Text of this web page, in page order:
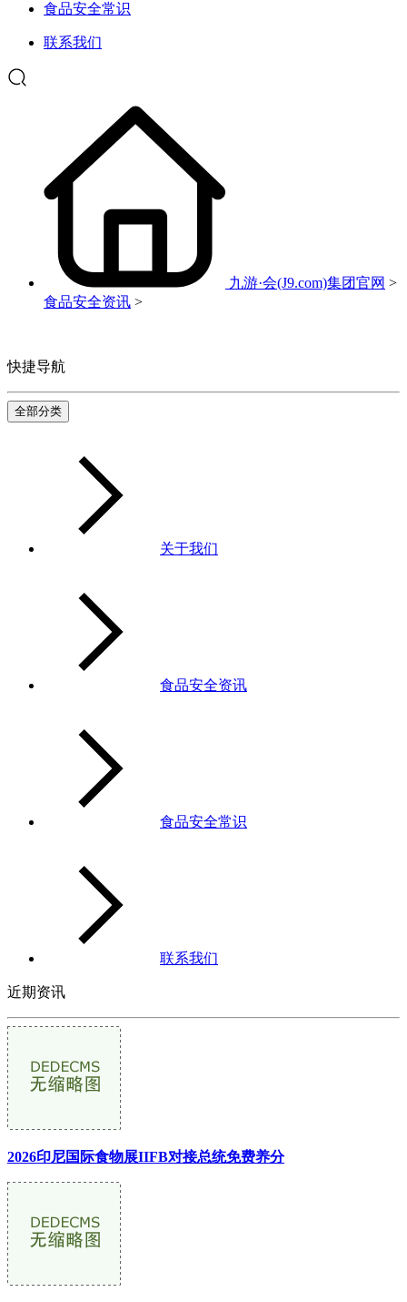
食品安全常识
联系我们
九游·会(J9.com)集团官网 >
食品安全资讯 >
快捷导航
全部分类
关于我们
食品安全资讯
食品安全常识
联系我们
近期资讯
2026印尼国际食物展IIFB对接总统免费养分